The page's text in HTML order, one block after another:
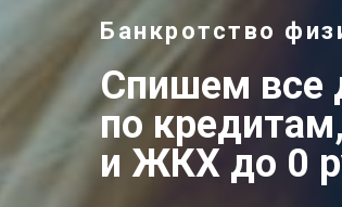
Банкротство
Спишем все
по
и ЖКХ до 0